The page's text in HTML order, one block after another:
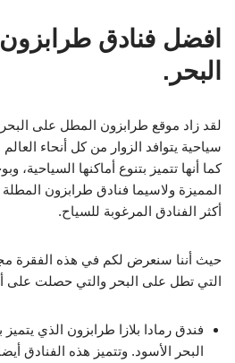
افضل فنادق
البحر.
لقد زاد موقع طرابزون المطل على
سياحية يتوافد الزوار من كل أنحاء
كما أنها تتميز بتنوع أماكنها السياحية،
المميزة ولاسيما فنادق طرابزون
أكثر الفنادق المرغوبة للسياح.
حيث أننا سنعرض لكم في هذه الفقرة
التي تطل على البحر والتي حصلت على
فندق رمادا بلازا طرابزون الذي
البحر الأسود. وتتميز هذه الفنادق